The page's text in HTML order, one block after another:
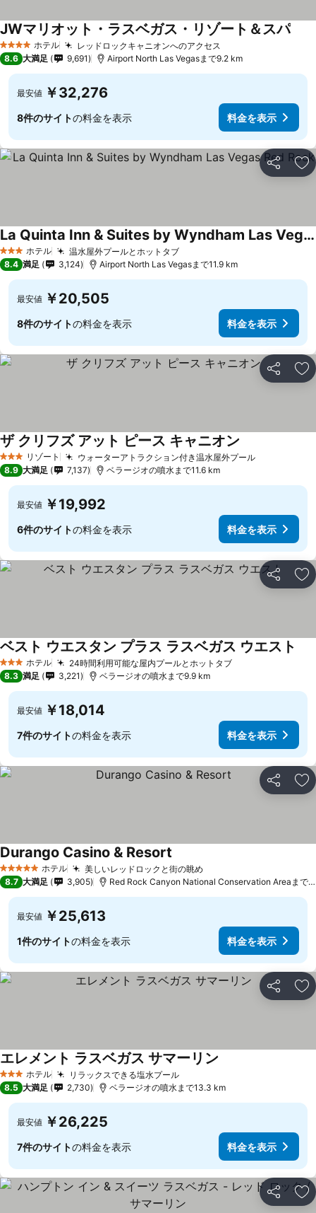
4 ホテルのランク
ホテル レッドロックキャニオンへのアクセス
JWマリオット・ラスベガス・リゾート＆スパ
8.6 大満足 9,691 Airport North Las Vegasまで9.2 km
最安値 ￥32,276
8件のサイトの料金を表示 料金を表示
シェア お
3 ホテルのランク
ホテル 温水屋外プールとホットタブ
La Quinta Inn & Suites by Wyndham Las Vegas Red Rock
8.4 満足 3,124 Airport North Las Vegasまで11.9 km
最安値 ￥20,505
8件のサイトの料金を表示 料金を表示
シェア お
3 ホテルのランク
リゾート ウォーターアトラクション付き温水屋外プール
ザ クリフズ アット ピース キャニオン
8.9 大満足 7,137 ベラージオの噴水まで11.6 km
最安値 ￥19,992
6件のサイトの料金を表示 料金を表示
シェア お
3 ホテルのランク
ホテル 24時間利用可能な屋内プールとホットタブ
ベスト ウエスタン プラス ラスベガス ウエスト
8.3 満足 3,221 ベラージオの噴水まで9.9 km
最安値 ￥18,014
7件のサイトの料金を表示 料金を表示
シェア お
5 ホテルのランク
ホテル 美しいレッドロックと街の眺め
Durango Casino & Resort
8.7 大満足 3,905 Red Rock Canyon National Conservation Areaまで15.1 km
最安値 ￥25,613
1件のサイトの料金を表示 料金を表示
シェア お
3 ホテルのランク
ホテル リラックスできる塩水プール
エレメント ラスベガス サマーリン
8.5 大満足 2,730 ベラージオの噴水まで13.3 km
最安値 ￥26,225
7件のサイトの料金を表示 料金を表示
シェア お